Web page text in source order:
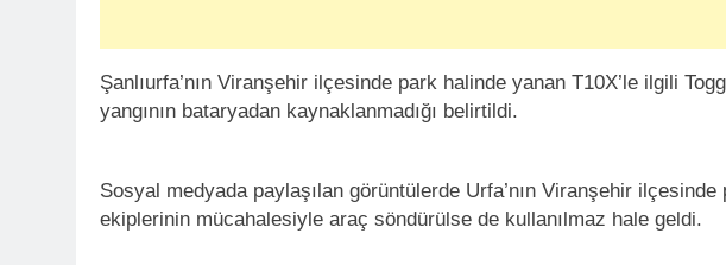
Şanlıurfa’nın Viranşehir ilçesinde park halinde yanan T10X’le ilgili
yangının bataryadan kaynaklanmadığı belirtildi.
Sosyal medyada paylaşılan görüntülerde Urfa’nın Viranşehir
ekiplerinin mücahalesiyle araç söndürülse de kullanılmaz hale geldi.